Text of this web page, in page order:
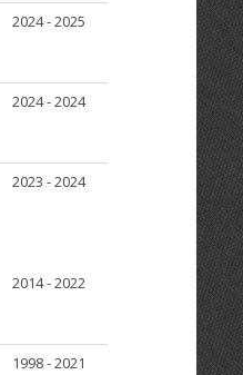
2024 - 2025
2024 - 2024
2023 - 2024
2014 - 2022
1998 - 2021